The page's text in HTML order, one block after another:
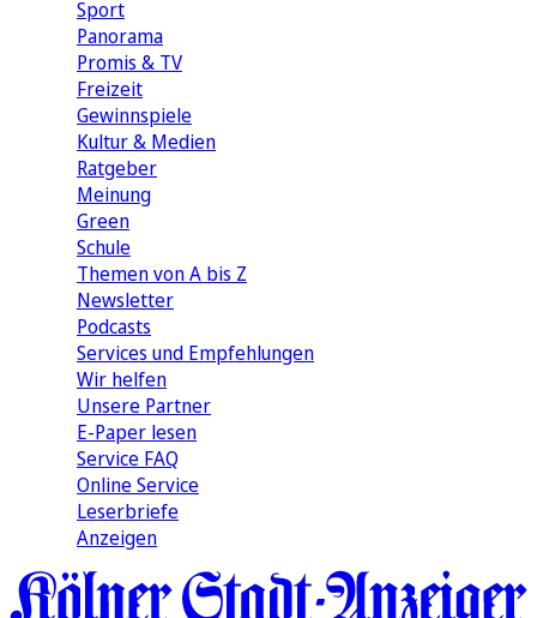
Sport
Panorama
Promis & TV
Freizeit
Gewinnspiele
Kultur & Medien
Ratgeber
Meinung
Green
Schule
Themen von A bis Z
Newsletter
Podcasts
Services und Empfehlungen
Wir helfen
Unsere Partner
E-Paper lesen
Service FAQ
Online Service
Leserbriefe
Anzeigen